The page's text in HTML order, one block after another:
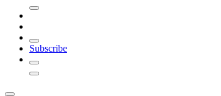
Subscribe